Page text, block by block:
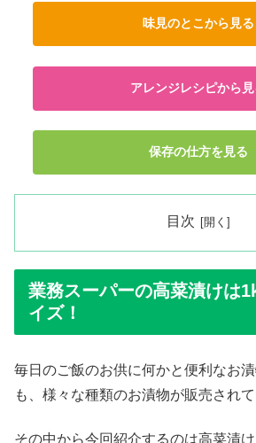
味見のとこから見る
アレンジレシピから見
保存の仕方を見る
目次
業務スーパーの高菜漬けは
イズ！
毎日のご飯のお供に何かと便利なお
も、様々な種類のお漬物が販売されて
その中から今回紹介するのは高菜漬け